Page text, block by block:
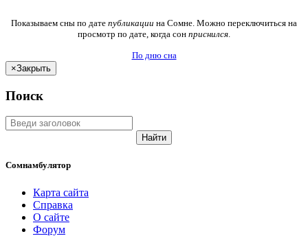
Показываем сны по дате публикации на Сомне. Можно переключиться на
просмотр по дате, когда сон приснился
По дню сна
×Закрыть
Поиск
Найти
Сомнамбулятор
Карта сайта
Справка
О сайте
Форум